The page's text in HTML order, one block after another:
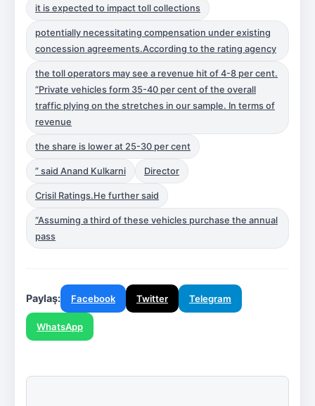
it is expected to impact toll collections
potentially necessitating compensation under existing
concession agreements.According to the rating agency
the toll operators may see a revenue hit of 4-8 per cent.
“Private vehicles form 35-40 per cent of the overall
traffic plying on the stretches in our sample. In terms of
revenue
the share is lower at 25-30 per cent
” said Anand Kulkarni Director
Crisil Ratings.He further said
“Assuming a third of these vehicles purchase the annual
pass
Paylaş: Facebook Twitter Telegram
WhatsApp